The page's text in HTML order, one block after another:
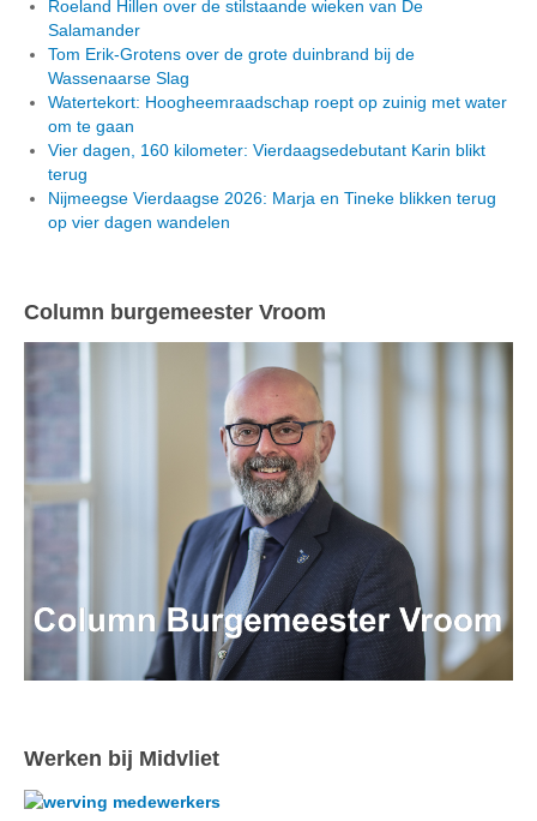
Roeland Hillen over de stilstaande wieken van De
Salamander
Tom Erik-Grotens over de grote duinbrand bij de
Wassenaarse Slag
Watertekort: Hoogheemraadschap roept op zuinig met water
om te gaan
Vier dagen, 160 kilometer: Vierdaagsedebutant Karin blikt
terug
Nijmeegse Vierdaagse 2026: Marja en Tineke blikken terug
op vier dagen wandelen
Column burgemeester Vroom
Werken bij Midvliet